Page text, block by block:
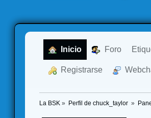
Inicio Foro
Registrarse
La BSK » Perfil de chuck_taylor »